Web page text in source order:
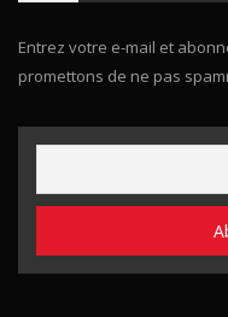
Entrez votre e-mail et
promettons de ne pas